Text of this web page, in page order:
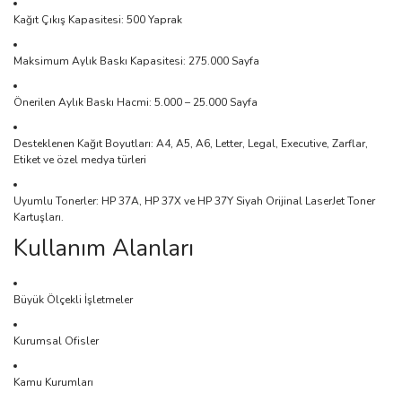
Kağıt Çıkış Kapasitesi: 500 Yaprak
Maksimum Aylık Baskı Kapasitesi: 275.000 Sayfa
Önerilen Aylık Baskı Hacmi: 5.000 – 25.000 Sayfa
Desteklenen Kağıt Boyutları: A4, A5, A6, Letter, Legal, Executive, Zarflar,
Etiket ve özel medya türleri
Uyumlu Tonerler: HP 37A, HP 37X ve HP 37Y Siyah Orijinal LaserJet Toner
Kartuşları.
Kullanım Alanları
Büyük Ölçekli İşletmeler
Kurumsal Ofisler
Kamu Kurumları